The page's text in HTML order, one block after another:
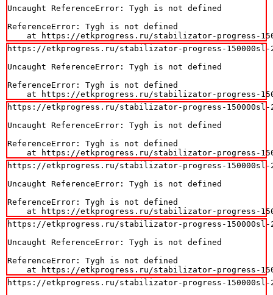
Uncaught ReferenceError: Tygh is not defined
ReferenceError: Tygh is not defined
at https://etkprogress.ru/stabilizator-progress-
https://etkprogress.ru/stabilizator-progress-150000sl-
Uncaught ReferenceError: Tygh is not defined
ReferenceError: Tygh is not defined
at https://etkprogress.ru/stabilizator-progress-
https://etkprogress.ru/stabilizator-progress-150000sl-
Uncaught ReferenceError: Tygh is not defined
ReferenceError: Tygh is not defined
at https://etkprogress.ru/stabilizator-progress-
https://etkprogress.ru/stabilizator-progress-150000sl-
Uncaught ReferenceError: Tygh is not defined
ReferenceError: Tygh is not defined
at https://etkprogress.ru/stabilizator-progress-
https://etkprogress.ru/stabilizator-progress-150000sl-
Uncaught ReferenceError: Tygh is not defined
ReferenceError: Tygh is not defined
at https://etkprogress.ru/stabilizator-progress-
https://etkprogress.ru/stabilizator-progress-150000sl-